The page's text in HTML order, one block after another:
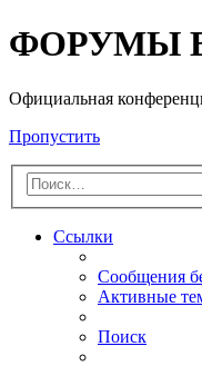
ФОРУМЫ
Официальная
Пропустить
Ссылки
Сообщения
Активные
Поиск